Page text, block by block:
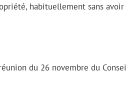
habituellement sans avoir
du 26 novembre du